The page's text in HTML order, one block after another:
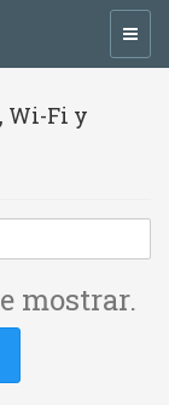
Wi-Fi y
mostrar.